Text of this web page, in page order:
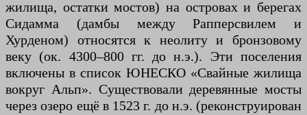
жилища, остатки мостов) на островах и берегах
Сидамма (дамбы между Рапперсвилем и
Хурденом) относятся к неолиту и бронзовому
веку (ок. 4300–800 гг. до н.э.). Эти поселения
включены в список ЮНЕСКО «Свайные жилища
вокруг Альп». Существовали деревянные мосты
через озеро ещё в 1523 г. до н.э. (реконструирован